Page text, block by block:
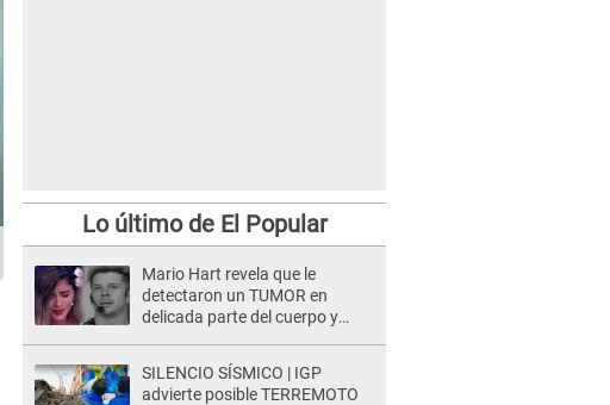
Lo último de El Popular
Mario Hart revela que le
detectaron un TUMOR en
delicada parte del cuerpo y
muy fuertes..."
SILENCIO SÍSMICO | IGP
advierte posible TERREMOTO